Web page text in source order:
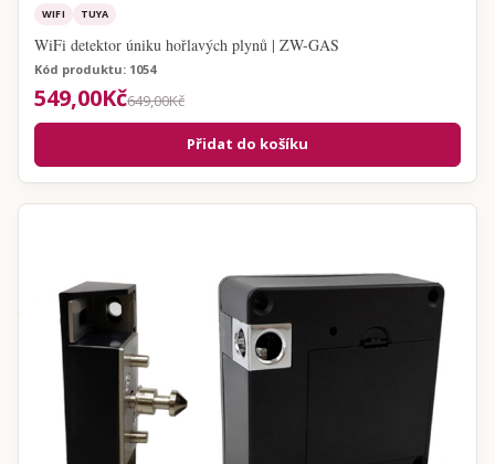
WIFI TUYA
WiFi detektor úniku hořlavých plynů | ZW-GAS
Kód produktu: 1054
549,00Kč649,00Kč
Přidat do košíku